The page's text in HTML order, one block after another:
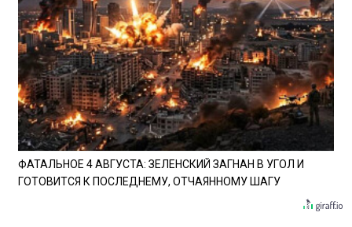
ФАТАЛЬНОЕ 4 АВГУСТА: ЗЕЛЕНСКИЙ ЗАГНАН В УГОЛ И
ГОТОВИТСЯ К ПОСЛЕДНЕМУ, ОТЧАЯННОМУ ШАГУ